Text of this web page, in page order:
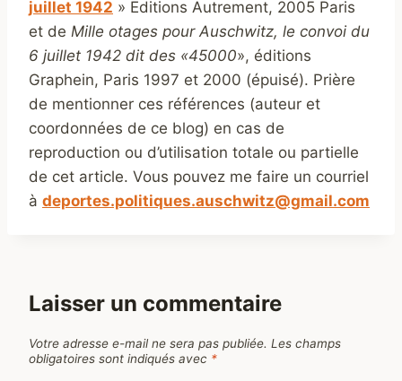
juillet 1942 » Editions Autrement, 2005 Paris
et de Mille otages pour Auschwitz, le convoi du
6 juillet 1942 dit des «45000», éditions
Graphein, Paris 1997 et 2000 (épuisé). Prière
de mentionner ces références (auteur et
coordonnées de ce blog) en cas de
reproduction ou d’utilisation totale ou partielle
de cet article. Vous pouvez me faire un courriel
à deportes.politiques.auschwitz@gmail.com
Laisser un commentaire
Votre adresse e-mail ne sera pas publiée. Les champs
obligatoires sont indiqués avec *